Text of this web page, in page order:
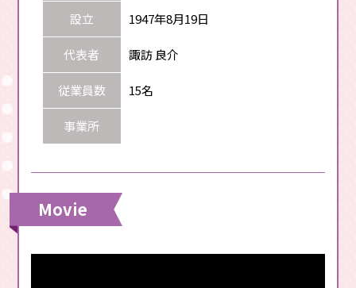
設立 1947年8月19日
代表者 諏訪 良介
従業員数 15名
事業所
Movie